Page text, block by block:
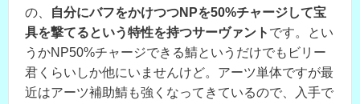
の、
自分にバフをかけつつNPを50%チャージして宝
具を撃てるという特性を持つサーヴァント です。とい
うかNP50%チャージできる鯖というだけでもビリー
君くらいしか他にいませんけど。アーツ単体ですが最
近はアーツ補助鯖も強くなってきているので、入手で